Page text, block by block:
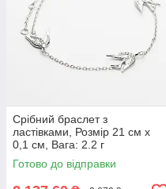
Cрібний браслет з
ластівками, Розмір 21 см x
0,1 см, Вага: 2.2 г
Готово до відправки